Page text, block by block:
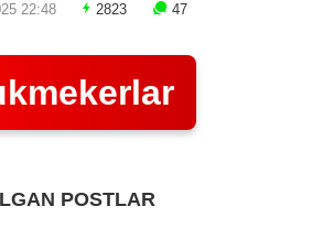
22:48 2823 47
POSTLAR